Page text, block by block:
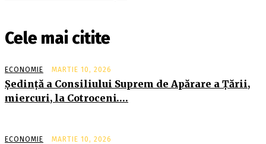
Cele mai citite
ECONOMIE MARTIE 10, 2026
Şedinţă a Consiliului Suprem de Apărare a Ţării,
miercuri, la Cotroceni….
ECONOMIE MARTIE 10, 2026